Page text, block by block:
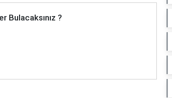
Bulacaksınız ?